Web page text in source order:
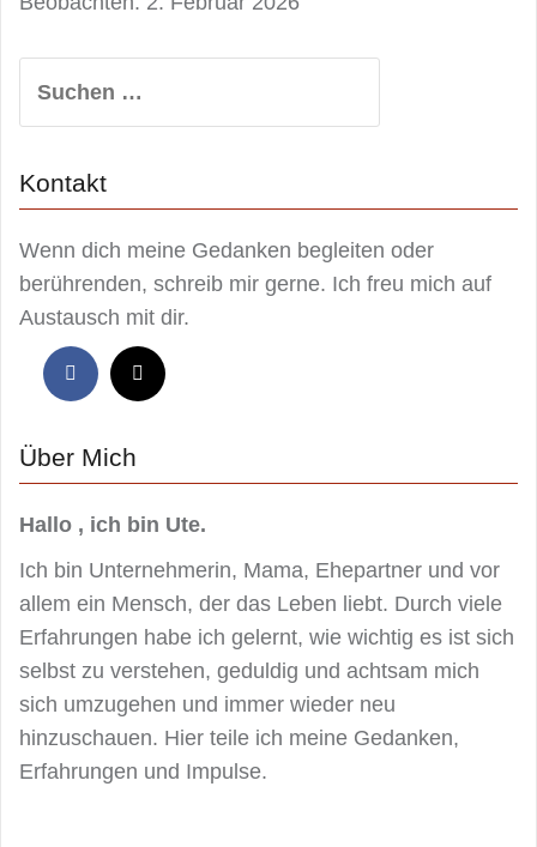
nach:
Kontakt
Wenn dich meine Gedanken begleiten oder
berührenden, schreib mir gerne. Ich freu mich auf
Austausch mit dir.
Über Mich
Hallo , ich bin Ute.
Ich bin Unternehmerin, Mama, Ehepartner und vor
allem ein Mensch, der das Leben liebt. Durch viele
Erfahrungen habe ich gelernt, wie wichtig es ist sich
selbst zu verstehen, geduldig und achtsam mich
sich umzugehen und immer wieder neu
hinzuschauen. Hier teile ich meine Gedanken,
Erfahrungen und Impulse.